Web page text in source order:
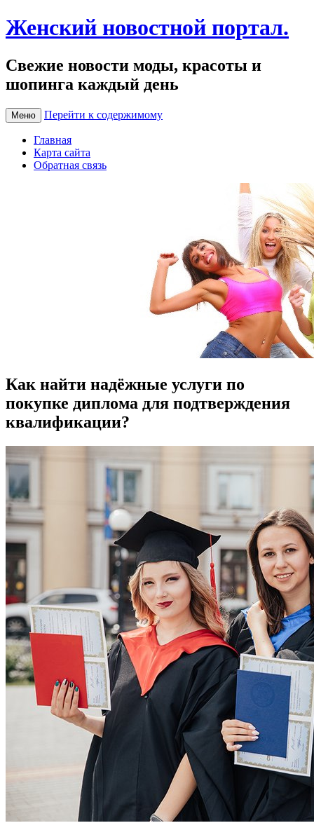
Женский новостной портал.
Свежие новости моды, красоты и
шопинга каждый день
Меню Перейти к содержимому
Главная
Карта сайта
Обратная связь
Как найти надёжные услуги по
покупке диплома для подтверждения
квалификации?